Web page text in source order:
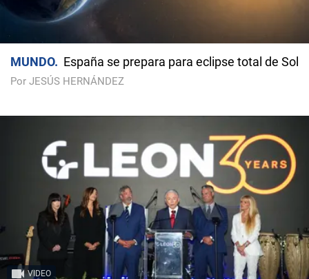
MUNDO España se prepara para eclipse total de Sol
Por JESÚS HERNÁNDEZ
VIDEO